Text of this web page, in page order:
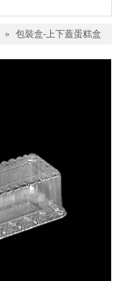
» 包裝盒-上下蓋蛋糕盒